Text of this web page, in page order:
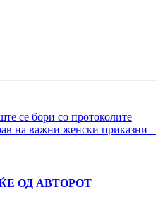
се бори со протоколите
на важни женски приказни –
ОД АВТОРОТ